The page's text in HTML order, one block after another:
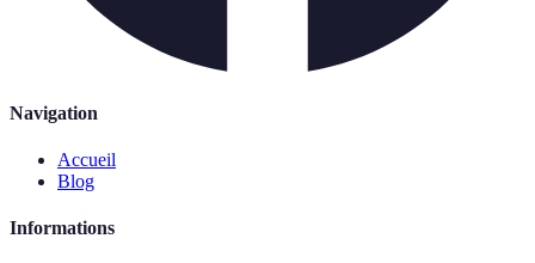
Navigation
Accueil
Blog
Informations